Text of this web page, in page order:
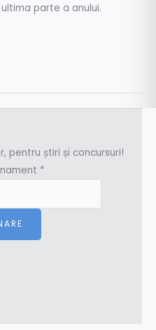
parte a anului.
pentru știri și concursuri!
*